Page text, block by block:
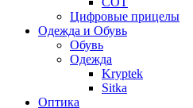
Цифровые прицелы
Одежда и Обувь
Обувь
Одежда
Kryptek
Sitka
Оптика